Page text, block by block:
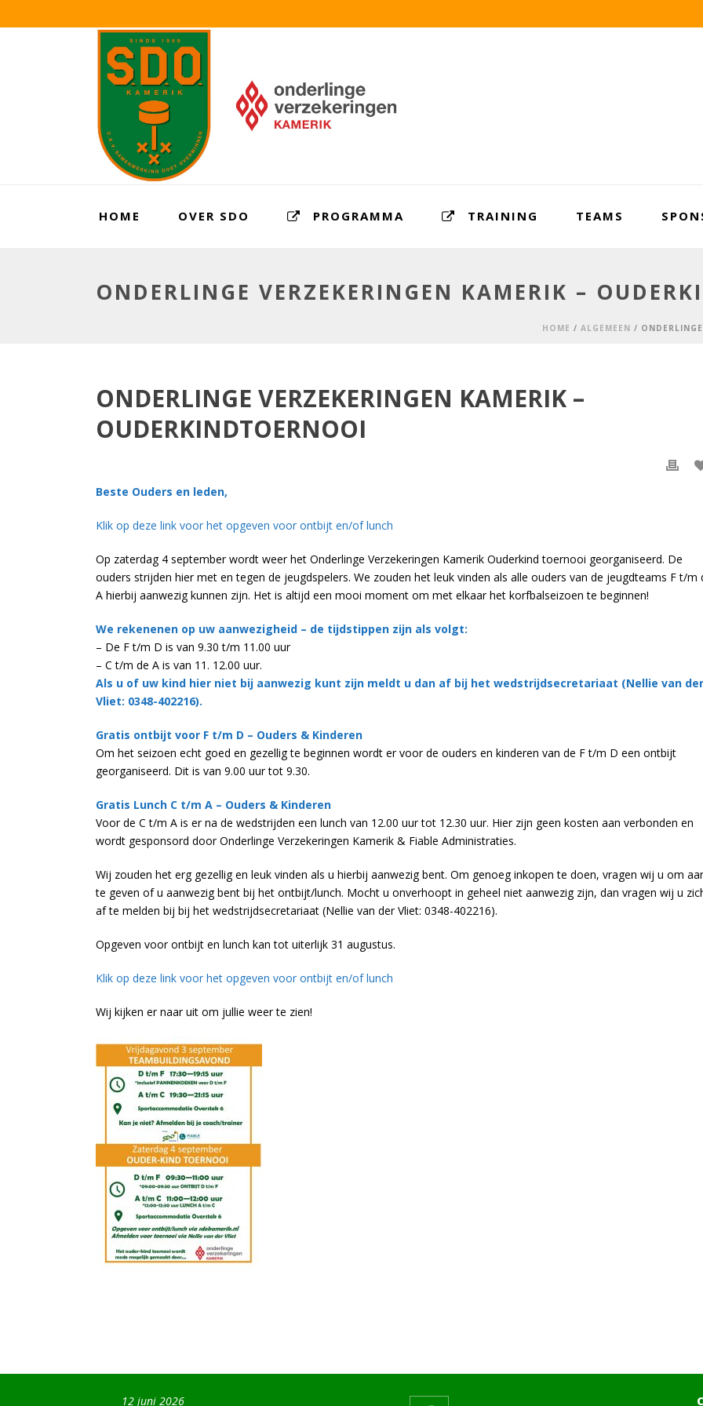
HOME OVER SDO PROGRAMMA TRAINING TEAMS
ONDERLINGE VERZEKERINGEN KAMERIK –
HOME / ALGEMEEN /
ONDERLINGE VERZEKERINGEN KAMERIK –
OUDERKINDTOERNOOI
Beste Ouders en leden,
Klik op deze link voor het opgeven voor ontbijt en/of lunch
Op zaterdag 4 september wordt weer het Onderlinge Verzekeringen Kamerik Ouderkind toernooi georganiseerd. De
ouders strijden hier met en tegen de jeugdspelers. We zouden het leuk vinden als alle ouders van de jeugdteams F t/m
A hierbij aanwezig kunnen zijn. Het is altijd een mooi moment om met elkaar het korfbalseizoen te beginnen!
We rekenenen op uw aanwezigheid – de tijdstippen zijn als volgt:
– De F t/m D is van 9.30 t/m 11.00 uur
– C t/m de A is van 11. 12.00 uur.
Als u of uw kind hier niet bij aanwezig kunt zijn meldt u dan af bij het wedstrijdsecretariaat (Nellie van der
Vliet: 0348-402216).
Gratis ontbijt voor F t/m D – Ouders & Kinderen
Om het seizoen echt goed en gezellig te beginnen wordt er voor de ouders en kinderen van de F t/m D een ontbijt
georganiseerd. Dit is van 9.00 uur tot 9.30.
Gratis Lunch C t/m A – Ouders & Kinderen
Voor de C t/m A is er na de wedstrijden een lunch van 12.00 uur tot 12.30 uur. Hier zijn geen kosten aan verbonden en
wordt gesponsord door Onderlinge Verzekeringen Kamerik & Fiable Administraties.
Wij zouden het erg gezellig en leuk vinden als u hierbij aanwezig bent. Om genoeg inkopen te doen, vragen wij u om
te geven of u aanwezig bent bij het ontbijt/lunch. Mocht u onverhoopt in geheel niet aanwezig zijn, dan vragen wij u
af te melden bij bij het wedstrijdsecretariaat (Nellie van der Vliet: 0348-402216).
Opgeven voor ontbijt en lunch kan tot uiterlijk 31 augustus.
Klik op deze link voor het opgeven voor ontbijt en/of lunch
Wij kijken er naar uit om jullie weer te zien!
12 juni 2026